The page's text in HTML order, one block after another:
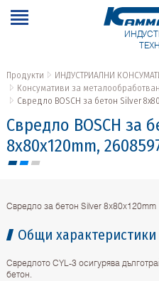
Продукти
ИНДУСТРИАЛНИ
Консумативи за
Свредло BOSCH за бетон Silver
Свредло BOSCH за
8x80x120mm,
Свредло за бетон Silver 8x80x120mm
Общи характеристики
Свредлото CYL-3 осигурява
бетон.